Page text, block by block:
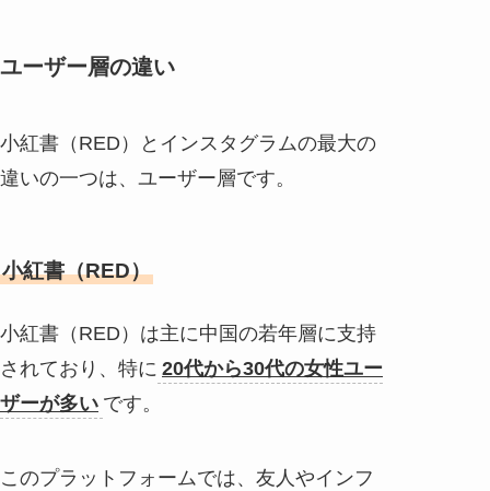
ユーザー層の違い
小紅書（RED）とインスタグラムの最大の
違いの一つは、ユーザー層です。
小紅書（RED）
小紅書（RED）は主に中国の若年層に支持
されており、特に 20代から30代の女性ユー
ザーが多い です。
このプラットフォームでは、友人やインフ